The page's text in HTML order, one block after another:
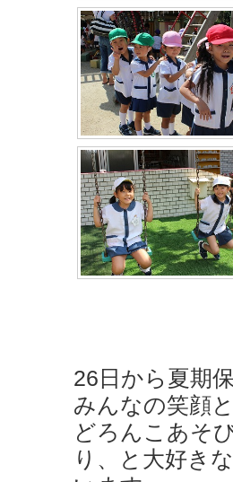
26日から夏期
みんなの笑顔
どろんこあそ
り、と大好き